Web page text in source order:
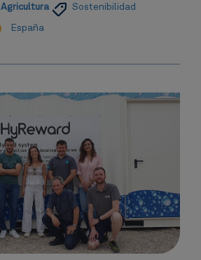
Agricultura Sostenibilidad
España